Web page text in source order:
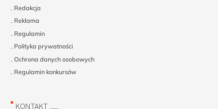
Redakcja
Reklama
Regulamin
Polityka prywatności
Ochrona danych osobowych
Regulamin konkursów
KONTAKT